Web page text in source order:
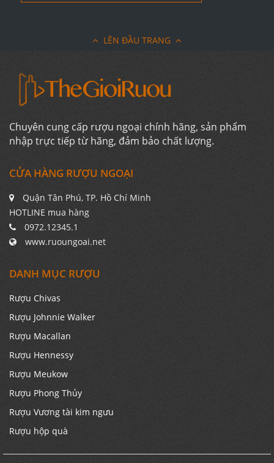
LÊN ĐẦU TRANG
Chuyên cung cấp rượu ngoại chính hãng, sản phẩm
nhập trực tiếp từ hãng, đảm bảo chất lượng.
CỬA HÀNG RƯỢU NGOẠI
Quận Tân Phú, TP. Hồ Chí Minh
HOTLINE mua hàng
0972.12345.1
www.ruoungoai.net
DANH MỤC RƯỢU
Rượu Chivas
Rượu Johnnie Walker
Rượu Macallan
Rượu Hennessy
Rượu Meukow
Rượu Phong Thủy
Rượu Vương tài kim ngưu
Rượu hộp quà